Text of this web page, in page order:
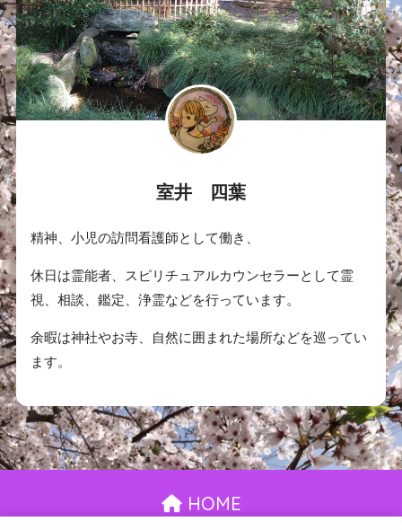
室井 四葉
精神、小児の訪問看護師として働き、
休日は霊能者、スピリチュアルカウンセラーとして霊
視、相談、鑑定、浄霊などを行っています。
余暇は神社やお寺、自然に囲まれた場所などを巡ってい
ます。
HOME